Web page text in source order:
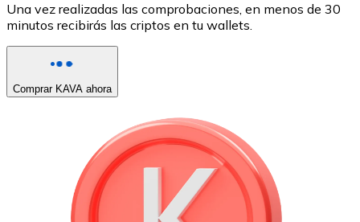
Una vez realizadas las comprobaciones, en menos de 30
minutos recibirás las criptos en tu wallets.
Comprar KAVA ahora